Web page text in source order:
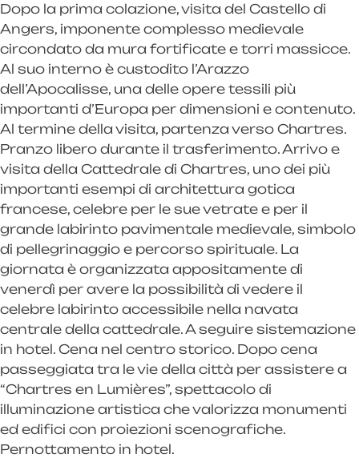
Dopo la prima colazione, visita del Castello di
Angers, imponente complesso medievale
circondato da mura fortificate e torri massicce.
Al suo interno è custodito l’Arazzo
dell’Apocalisse, una delle opere tessili più
importanti d’Europa per dimensioni e contenuto.
Al termine della visita, partenza verso Chartres.
Pranzo libero durante il trasferimento. Arrivo e
visita della Cattedrale di Chartres, uno dei più
importanti esempi di architettura gotica
francese, celebre per le sue vetrate e per il
grande labirinto pavimentale medievale, simbolo
di pellegrinaggio e percorso spirituale. La
giornata è organizzata appositamente di
venerdì per avere la possibilità di vedere il
celebre labirinto accessibile nella navata
centrale della cattedrale. A seguire sistemazione
in hotel. Cena nel centro storico. Dopo cena
passeggiata tra le vie della città per assistere a
“Chartres en Lumières”, spettacolo di
illuminazione artistica che valorizza monumenti
ed edifici con proiezioni scenografiche.
Pernottamento in hotel.